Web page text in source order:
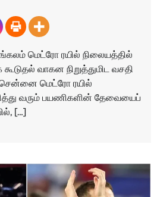
மெட்ரோ ரயில் நிலையத்தில்
வாகன நிறுத்துமிட வசதி
சென்னை மெட்ரோ ரயில்
வரும் பயணிகளின் தேவையைப்
[…]